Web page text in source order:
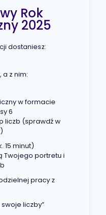
Rok
2025
dostaniesz:
a z nim:
w formacie
6
liczb (sprawdź w
15 minut)
Twojego portretu i
pracy z
liczby”